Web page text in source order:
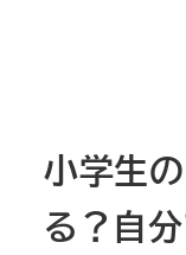
小学生
る？自